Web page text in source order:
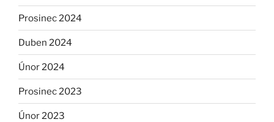
Prosinec 2024
Duben 2024
Únor 2024
Prosinec 2023
Únor 2023